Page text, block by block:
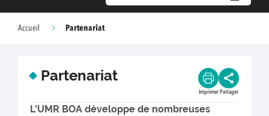
Accueil Partenariat
Partenariat
Imprimer Partager
L'UMR BOA développe de nombreuses